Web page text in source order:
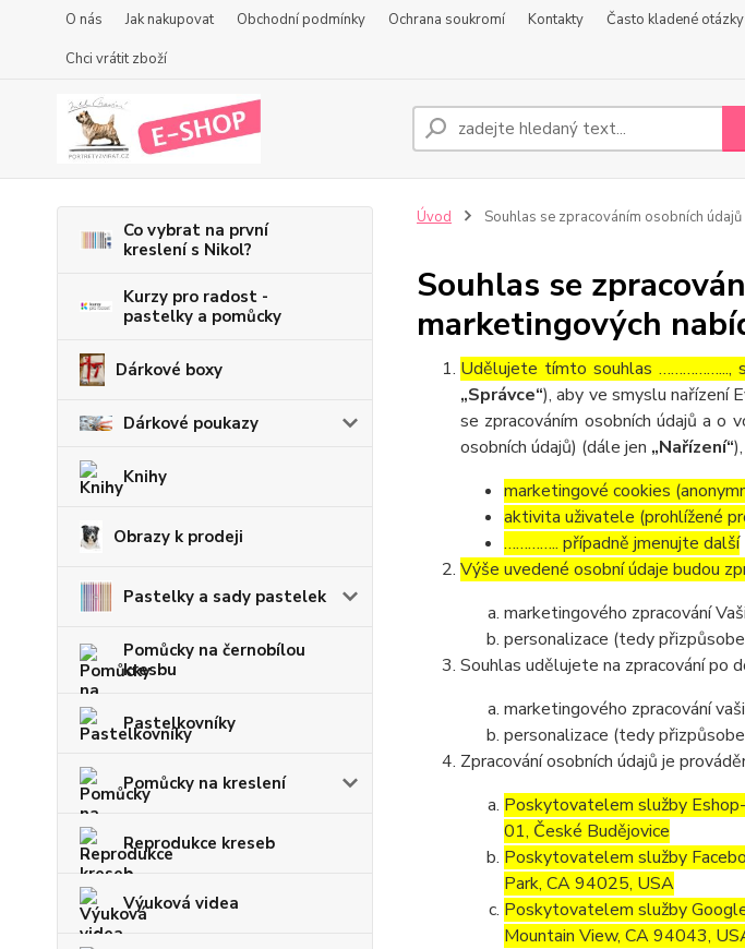
O nás Jak nakupovat Obchodní podmínky Ochrana soukromí Kontakty Často kladené otázky
Chci vrátit zboží
Co vybrat na první
kreslení s Nikol?
Kurzy pro radost -
pastelky a pomůcky
Dárkové boxy
Dárkové poukazy
Knihy
Obrazy k prodeji
Pastelky a sady pastelek
Pomůcky na černobílou
kresbu
Pastelkovníky
Pomůcky na kreslení
Reprodukce kreseb
Výuková videa
Úvod Souhlas se zpracováním osobních
Souhlas se
marketingových
Udělujete tímto souhlas
„Správce“), aby ve smyslu nařízení
se zpracováním osobních údajů a o
osobních údajů) (dále jen „Nařízení“
marketingové cookies
aktivita uživatele (prohlížené
………….. případně jmenujte další
Výše uvedené osobní údaje budou
marketingového zpracování
personalizace (tedy
Souhlas udělujete na zpracování po
marketingového zpracování
personalizace (tedy
Zpracování osobních údajů je
Poskytovatelem služby
01, České Budějovice
Poskytovatelem služby
Park, CA 94025, USA
Poskytovatelem služby
Mountain View, CA 94043,